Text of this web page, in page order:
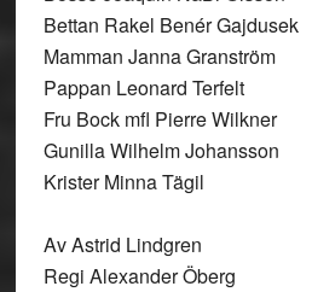
Bettan Rakel Benér Gajdusek
Mamman Janna Granström
Pappan Leonard Terfelt
Fru Bock mfl Pierre Wilkner
Gunilla Wilhelm Johansson
Krister Minna Tägil
Av Astrid Lindgren
Regi Alexander Öberg